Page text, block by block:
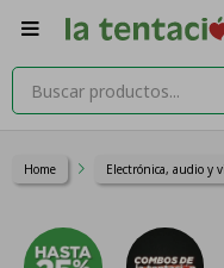

Home Electrónica, audio y